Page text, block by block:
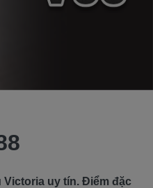
Victoria uy tín. Điểm đặc